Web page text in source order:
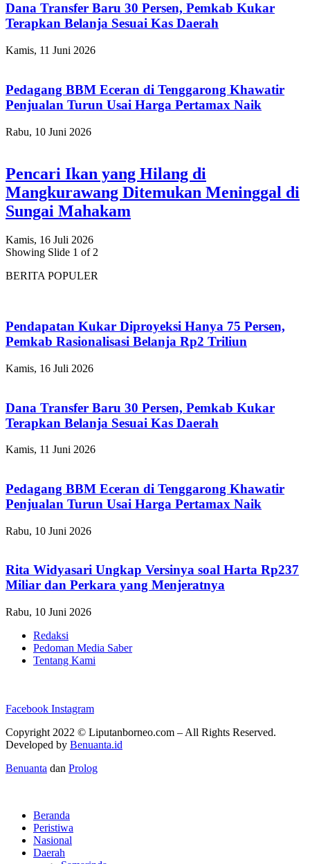
Dana Transfer Baru 30 Persen, Pemkab Kukar
Terapkan Belanja Sesuai Kas Daerah
Kamis, 11 Juni 2026
Pedagang BBM Eceran di Tenggarong Khawatir
Penjualan Turun Usai Harga Pertamax Naik
Rabu, 10 Juni 2026
Pencari Ikan yang Hilang di
Mangkurawang Ditemukan Meninggal di
Sungai Mahakam
Kamis, 16 Juli 2026
Showing Slide 1 of 2
BERITA POPULER
Pendapatan Kukar Diproyeksi Hanya 75 Persen,
Pemkab Rasionalisasi Belanja Rp2 Triliun
Kamis, 16 Juli 2026
Dana Transfer Baru 30 Persen, Pemkab Kukar
Terapkan Belanja Sesuai Kas Daerah
Kamis, 11 Juni 2026
Pedagang BBM Eceran di Tenggarong Khawatir
Penjualan Turun Usai Harga Pertamax Naik
Rabu, 10 Juni 2026
Rita Widyasari Ungkap Versinya soal Harta Rp237
Miliar dan Perkara yang Menjeratnya
Rabu, 10 Juni 2026
Redaksi
Pedoman Media Saber
Tentang Kami
Facebook Instagram
Copyright 2022 © Liputanborneo.com – All Rights Reserved.
Developed by Benuanta.id
Benuanta dan Prolog
Beranda
Peristiwa
Nasional
Daerah